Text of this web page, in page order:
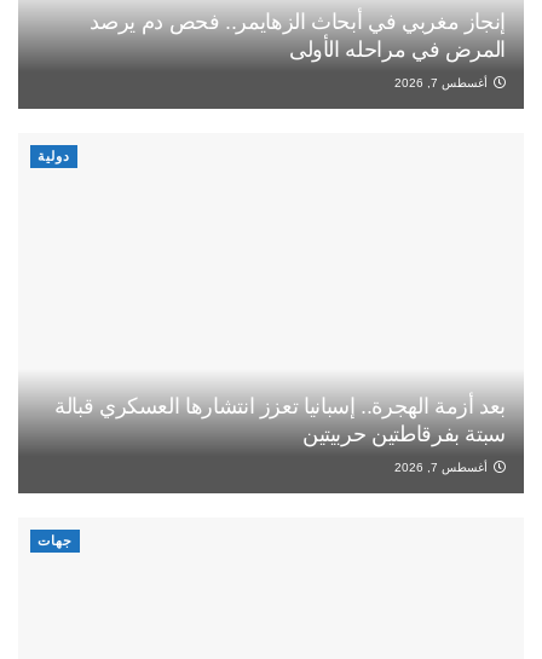
إنجاز مغربي في أبحاث الزهايمر.. فحص دم يرصد
المرض في مراحله الأولى
أغسطس 7, 2026
دولية
بعد أزمة الهجرة.. إسبانيا تعزز انتشارها العسكري قبالة
سبتة بفرقاطتين حربيتين
أغسطس 7, 2026
جهات